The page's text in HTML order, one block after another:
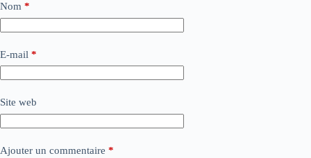
Nom *
E-mail *
Site web
Ajouter un commentaire *